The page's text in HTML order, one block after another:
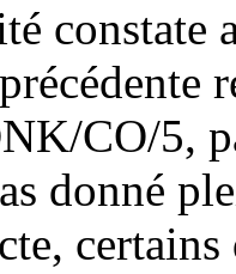
constate
CO/5,
donné